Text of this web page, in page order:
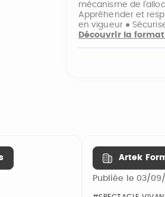
mécanisme de
Appréhender et
en vigueur ●
Découvrir la
Artek
Publiée le 03/